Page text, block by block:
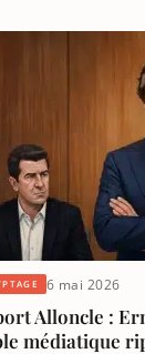
6 mai 2026
Alloncle :
médiatique